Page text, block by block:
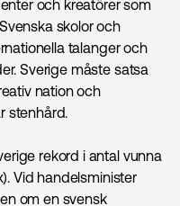
och kreatörer som
skolor och
talanger och
Sverige måste satsa
nation och
stenhård.
rekord i antal vunna
Vid handelsminister
om en svensk